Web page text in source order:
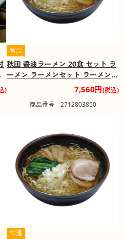
)
常温
秋田 醤油ラーメン 20食 セット ラ
ーメン ラーメンセット ラーメンス
7,560円(税込)
商品番号：2712803850
常温